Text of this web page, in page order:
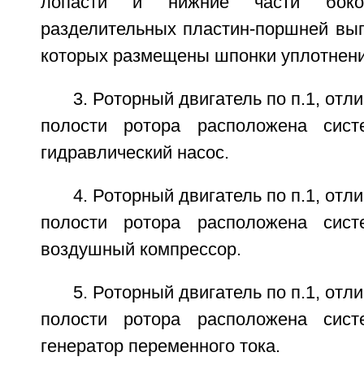
разделительных пластин-поршней
которых размещены шпонки
3. Роторный двигатель по п.1,
полости ротора расположена
гидравлический насос.
4. Роторный двигатель по п.1,
полости ротора расположена
воздушный компрессор.
5. Роторный двигатель по п.1,
полости ротора расположена
генератор переменного тока.